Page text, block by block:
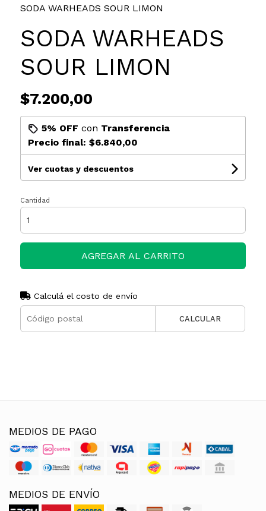
SODA WARHEADS SOUR LIMON
SODA WARHEADS
SOUR LIMON
$7.200,00
5% OFF con Transferencia
Precio final: $6.840,00
Ver cuotas y descuentos
Cantidad
AGREGAR AL CARRITO
Calculá el costo de envío
CALCULAR
MEDIOS DE PAGO
MEDIOS DE ENVÍO